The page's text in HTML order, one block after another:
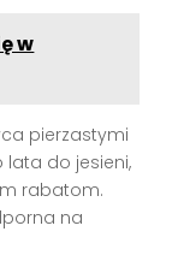
w
pierzastymi
lata do jesieni,
rabatom.
na